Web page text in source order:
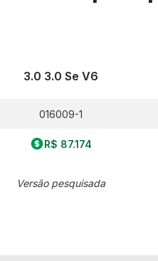
3.0 3.0 Se V6
016009-1
R$ 87.174
Versão pesquisada